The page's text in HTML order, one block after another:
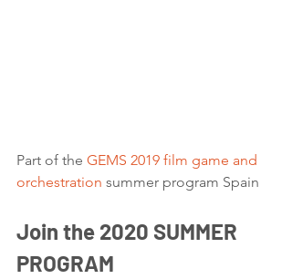
Part of the GEMS 2019 film game and
orchestration summer program Spain
Join the 2020 SUMMER
PROGRAM